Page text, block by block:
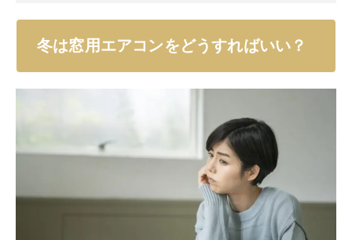
冬は窓用エアコンをどうすればいい？